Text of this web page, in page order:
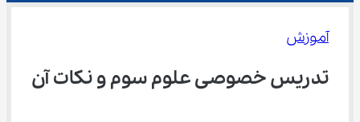
آموزش
تدریس خصوصی علوم سوم و نکات آن